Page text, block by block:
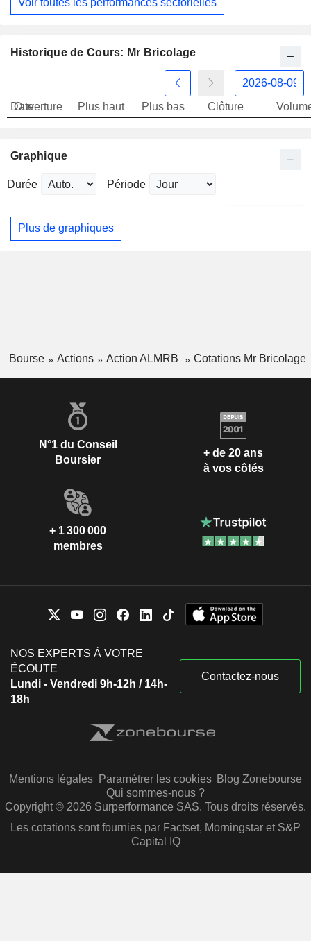
Historique de Cours: Mr Bricolage
Date
Ouverture Plus haut Plus bas Clôture
Graphique
Durée Période
Plus de graphiques
Bourse Actions Action ALMRB Cotations Mr Bricolage
N°1 du Conseil
Boursier
+ de 20 ans
à vos côtés
+ 1 300 000
membres
NOS EXPERTS À VOTRE
ÉCOUTE
Lundi - Vendredi 9h-12h / 14h-
18h
Contactez-nous
Mentions légales Paramétrer les cookies Blog Zonebourse
Qui sommes-nous ?
Copyright © 2026 Surperformance SAS. Tous droits réservés.
Les cotations sont fournies par Factset, Morningstar et S&P
Capital IQ